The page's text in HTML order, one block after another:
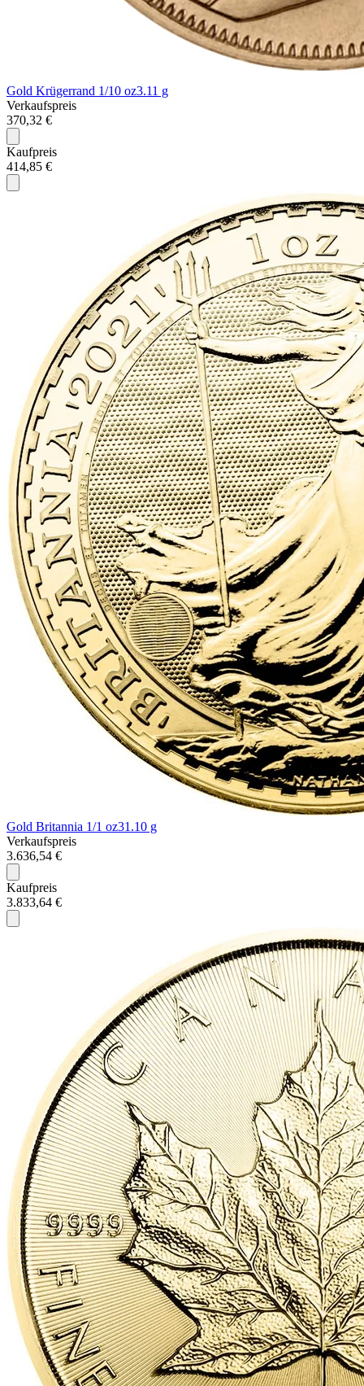
Gold Krügerrand 1/10 oz3.11 g
Verkaufspreis
370,32 €
Kaufpreis
414,85 €
Gold Britannia 1/1 oz31.10 g
Verkaufspreis
3.636,54 €
Kaufpreis
3.833,64 €